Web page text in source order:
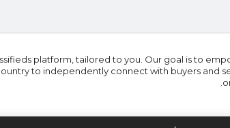
platform, tailored to you. Our goal is to
to independently connect with buyers and